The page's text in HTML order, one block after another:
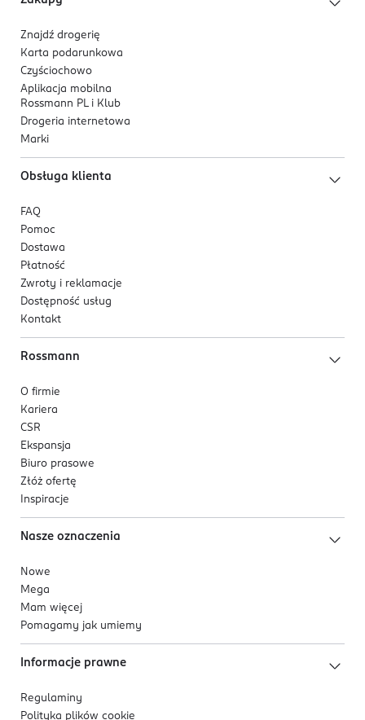
Znajdź drogerię
Karta podarunkowa
Czyściochowo
Aplikacja mobilna
Rossmann PL i Klub
Drogeria internetowa
Marki
Obsługa klienta
FAQ
Pomoc
Dostawa
Płatność
Zwroty i reklamacje
Dostępność usług
Kontakt
Rossmann
O firmie
Kariera
CSR
Ekspansja
Biuro prasowe
Złóż ofertę
Inspiracje
Nasze oznaczenia
Nowe
Mega
Mam więcej
Pomagamy jak umiemy
Informacje prawne
Regulaminy
Polityka plików cookie